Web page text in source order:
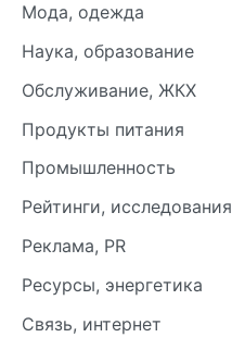
Мода, одежда
Наука, образование
Обслуживание, ЖКХ
Продукты питания
Промышленность
Рейтинги, исследования
Реклама, PR
Ресурсы, энергетика
Связь, интернет